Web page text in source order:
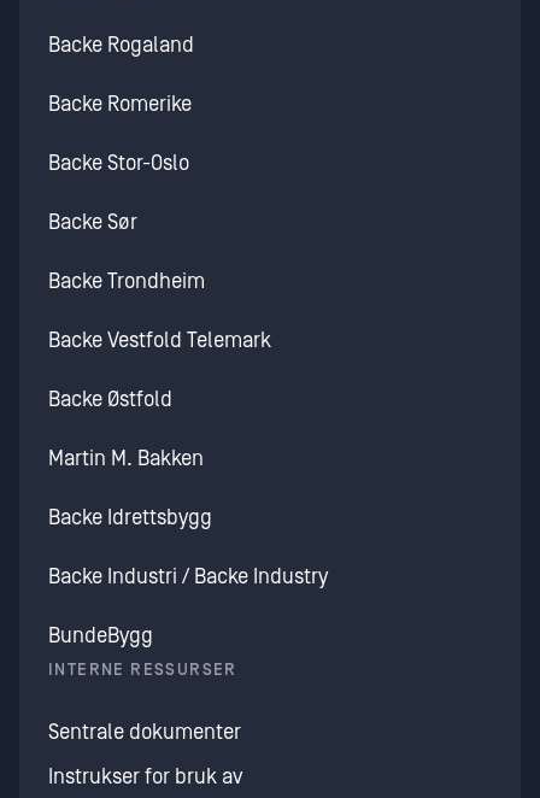
Backe Rogaland
Backe Romerike
Backe Stor-Oslo
Backe Sør
Backe Trondheim
Backe Vestfold Telemark
Backe Østfold
Martin M. Bakken
Backe Idrettsbygg
Backe Industri / Backe Industry
BundeBygg
INTERNE RESSURSER
Sentrale dokumenter
Instrukser for bruk av